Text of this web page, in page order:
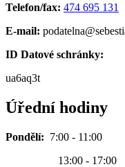
Telefon/fax: 474 695 131
E-mail:
ID Datové schránky:
ua6aq3t
Úřední hodiny
Pondělí: 7:00 - 11:00
13:00 - 17:00